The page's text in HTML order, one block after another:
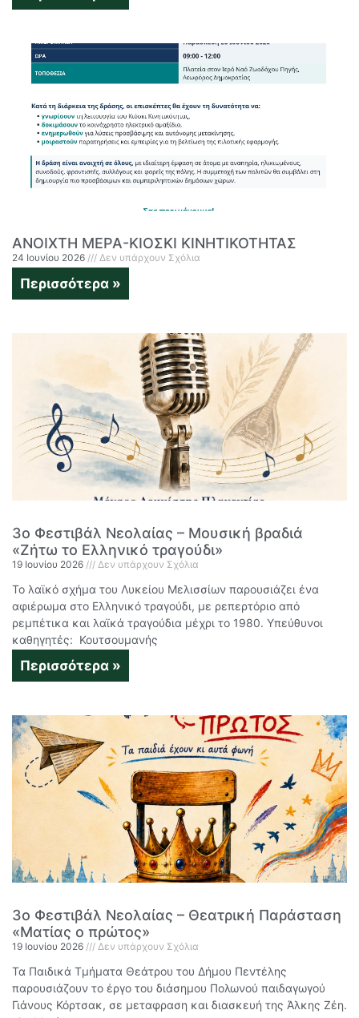
ΑΝΟΙΧΤΗ ΜΕΡΑ-ΚΙΟΣΚΙ ΚΙΝΗΤΙΚΟΤΗΤΑΣ
24 Ιουνίου 2026 Δεν υπάρχουν Σχόλια
Περισσότερα »
3ο Φεστιβάλ Νεολαίας – Μουσική βραδιά
«Ζήτω το Ελληνικό τραγούδι»
19 Ιουνίου 2026 Δεν υπάρχουν Σχόλια
Το λαϊκό σχήμα του Λυκείου Μελισσίων παρουσιάζει ένα
αφιέρωμα στο Ελληνικό τραγούδι, με ρεπερτόριο από
ρεμπέτικα και λαϊκά τραγούδια μέχρι το 1980. Υπεύθυνοι
καθηγητές: Κουτσουμανής
Περισσότερα »
3ο Φεστιβάλ Νεολαίας – Θεατρική Παράσταση
«Ματίας ο πρώτος»
19 Ιουνίου 2026 Δεν υπάρχουν Σχόλια
Τα Παιδικά Τμήματα Θεάτρου του Δήμου Πεντέλης
παρουσιάζουν το έργο του διάσημου Πολωνού παιδαγωγού
Γιάνους Κόρτσακ, σε μεταφραση και διασκευή της Άλκης Ζέη.